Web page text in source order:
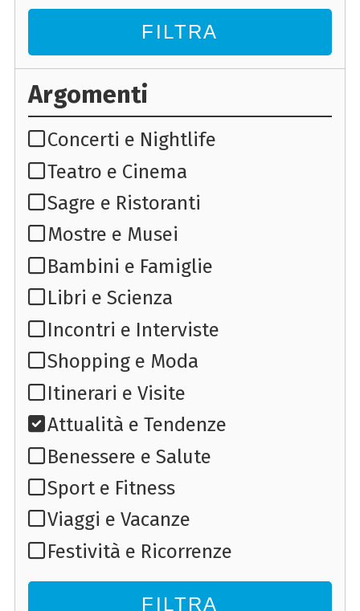
FILTRA
Argomenti
Concerti e Nightlife
Teatro e Cinema
Sagre e Ristoranti
Mostre e Musei
Bambini e Famiglie
Libri e Scienza
Incontri e Interviste
Shopping e Moda
Itinerari e Visite
Attualità e Tendenze
Benessere e Salute
Sport e Fitness
Viaggi e Vacanze
Festività e Ricorrenze
FILTRA